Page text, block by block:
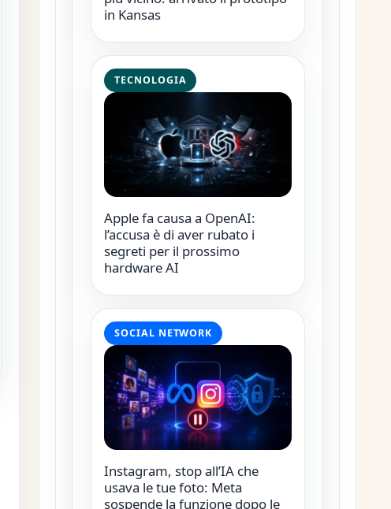
in Kansas
TECNOLOGIA
Apple fa causa a OpenAI:
l’accusa è di aver rubato i
segreti per il prossimo
hardware AI
SOCIAL NETWORK
Instagram, stop all’IA che
usava le tue foto: Meta
sospende la funzione dopo le